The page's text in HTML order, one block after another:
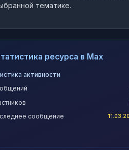
тематике.
ресурса в Max
активности
сообщение